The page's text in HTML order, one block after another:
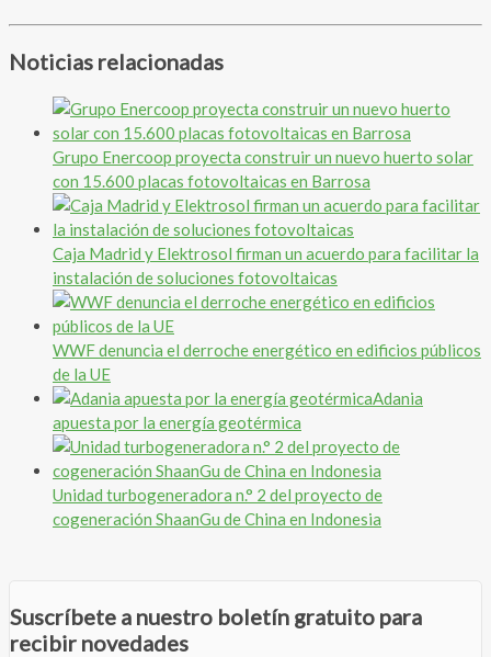
Noticias relacionadas
Grupo Enercoop proyecta construir un nuevo huerto solar
con 15.600 placas fotovoltaicas en Barrosa
Caja Madrid y Elektrosol firman un acuerdo para facilitar la
instalación de soluciones fotovoltaicas
WWF denuncia el derroche energético en edificios públicos
de la UE
Adania
apuesta por la energía geotérmica
Unidad turbogeneradora n.° 2 del proyecto de
cogeneración ShaanGu de China en Indonesia
Suscríbete a nuestro boletín gratuito para
recibir novedades